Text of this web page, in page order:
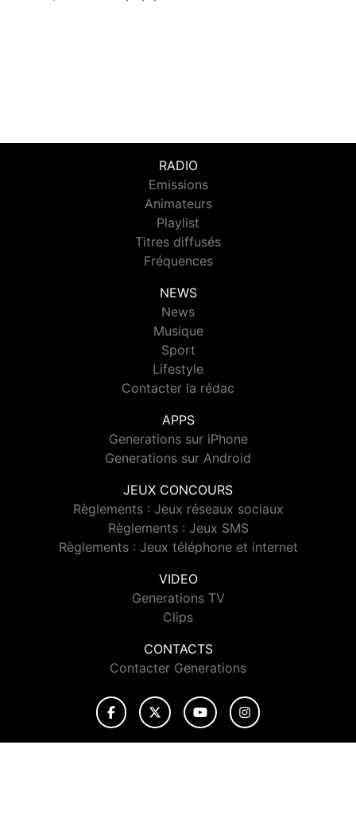
RADIO
Emissions
Animateurs
Playlist
Titres diffusés
Fréquences
NEWS
News
Musique
Sport
Lifestyle
Contacter la rédac
APPS
Generations sur iPhone
Generations sur Android
JEUX CONCOURS
Règlements : Jeux réseaux sociaux
Règlements : Jeux SMS
Règlements : Jeux téléphone et internet
VIDEO
Generations TV
Clips
CONTACTS
Contacter Generations